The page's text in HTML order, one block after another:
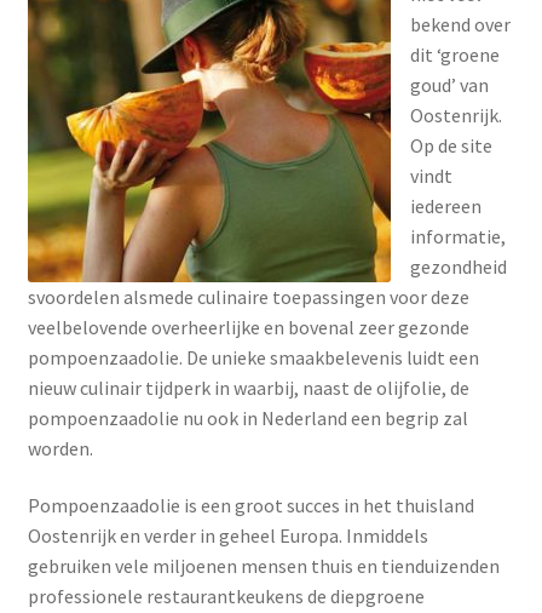
bekend over
dit ‘groene
goud’ van
Oostenrijk.
Op de site
vindt
iedereen
informatie,
gezondheid
svoordelen alsmede culinaire toepassingen voor deze
veelbelovende overheerlijke en bovenal zeer gezonde
pompoenzaadolie. De unieke smaakbelevenis luidt een
nieuw culinair tijdperk in waarbij, naast de olijfolie, de
pompoenzaadolie nu ook in Nederland een begrip zal
worden.
Pompoenzaadolie is een groot succes in het thuisland
Oostenrijk en verder in geheel Europa. Inmiddels
gebruiken vele miljoenen mensen thuis en tienduizenden
professionele restaurantkeukens de diepgroene